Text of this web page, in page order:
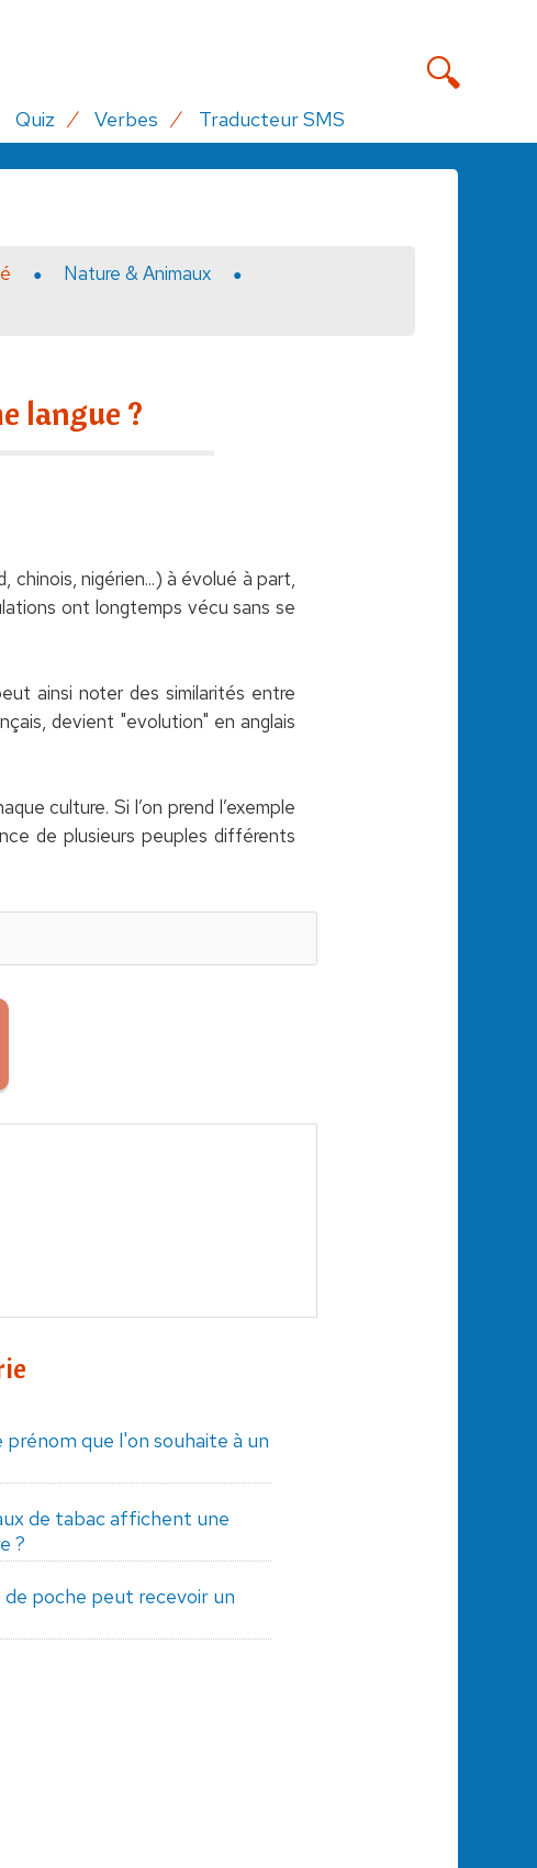
Quiz Verbes Traducteur SMS
Nature & Animaux
langue ?
chinois, nigérien...) à évolué à part,
ont longtemps vécu sans se
ainsi noter des similarités entre
devient "evolution" en anglais
culture. Si l’on prend l’exemple
de plusieurs peuples différents
que l'on souhaite à un
de tabac affichent une
?
poche peut recevoir un